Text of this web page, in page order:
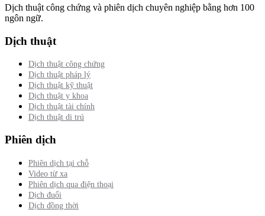
Dịch thuật công chứng và phiên dịch chuyên nghiệp bằng hơn 100
ngôn ngữ.
Dịch thuật
Dịch thuật công chứng
Dịch thuật pháp lý
Dịch thuật kỹ thuật
Dịch thuật y khoa
Dịch thuật tài chính
Dịch thuật di trú
Phiên dịch
Phiên dịch tại chỗ
Video từ xa
Phiên dịch qua điện thoại
Dịch đuổi
Dịch đồng thời